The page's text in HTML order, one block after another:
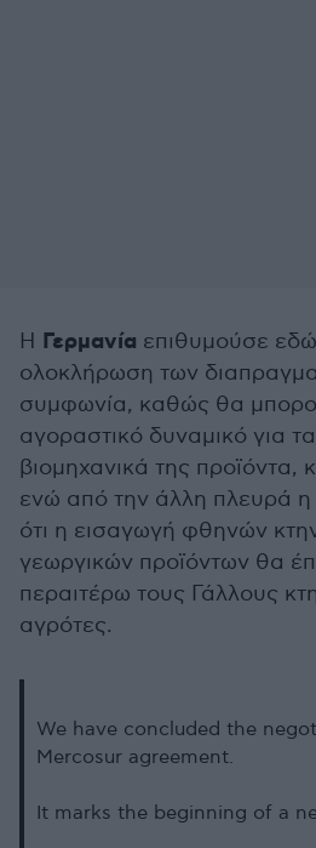
Η Γερμανία επιθυμούσε
ολοκλήρωση των
συμφωνία, καθώς θα
αγοραστικό δυναμικό για
βιομηχανικά της προϊόντα,
ενώ από την άλλη πλευρά η
ότι η εισαγωγή φθηνών
γεωργικών προϊόντων θα
περαιτέρω τους Γάλλους
αγρότες.
We have concluded the
Mercosur agreement.
It marks the beginning of a